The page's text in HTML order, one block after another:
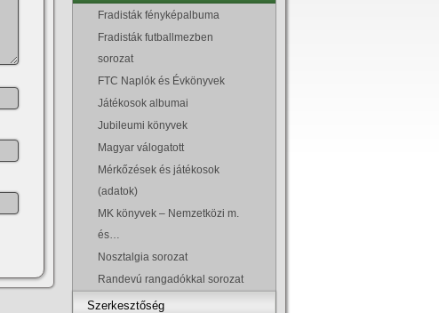
Fradisták fényképalbuma
Fradisták futballmezben
sorozat
FTC Naplók és Évkönyvek
Játékosok albumai
Jubileumi könyvek
Magyar válogatott
Mérkőzések és játékosok
(adatok)
MK könyvek – Nemzetközi m.
és…
Nosztalgia sorozat
Randevú rangadókkal sorozat
Szerkesztőség